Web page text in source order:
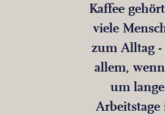
Kaffee
viele
zum Alltag -
allem,
um lange
Arbeitstage